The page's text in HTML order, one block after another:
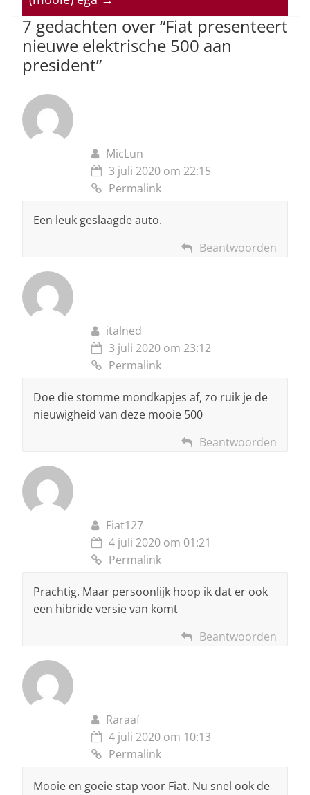
p o
k
7 gedachten over “Fiat presenteert
nieuwe elektrische 500 aan
president”
MicLun
3 juli 2020 om 22:15
Permalink
Een leuk geslaagde auto.
Beantwoorden
italned
3 juli 2020 om 23:12
Permalink
Doe die stomme mondkapjes af, zo ruik je de
nieuwigheid van deze mooie 500
Beantwoorden
Fiat127
4 juli 2020 om 01:21
Permalink
Prachtig. Maar persoonlijk hoop ik dat er ook
een hibride versie van komt
Beantwoorden
Raraaf
4 juli 2020 om 10:13
Permalink
Mooie en goeie stap voor Fiat. Nu snel ook de